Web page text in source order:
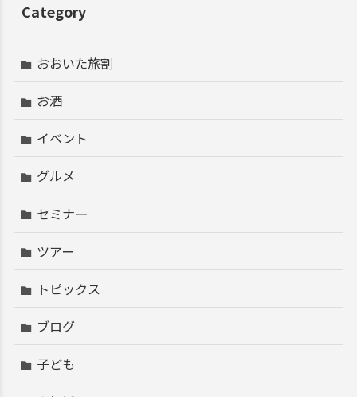
Category
おおいた旅割
お酒
イベント
グルメ
セミナー
ツアー
トピックス
ブログ
子ども